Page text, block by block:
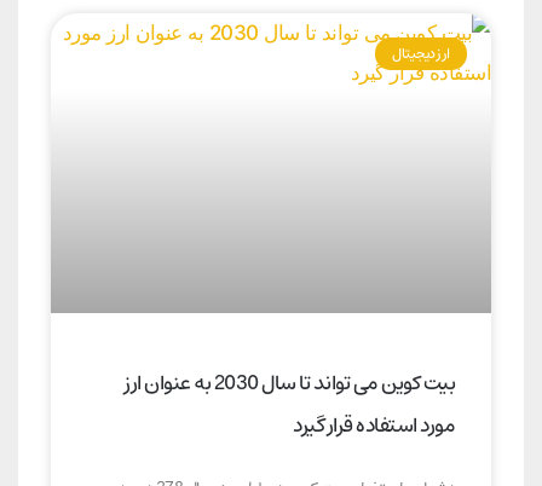
ارز دیجیتال
بیت کوین می تواند تا سال 2030 به عنوان ارز
مورد استفاده قرار گیرد